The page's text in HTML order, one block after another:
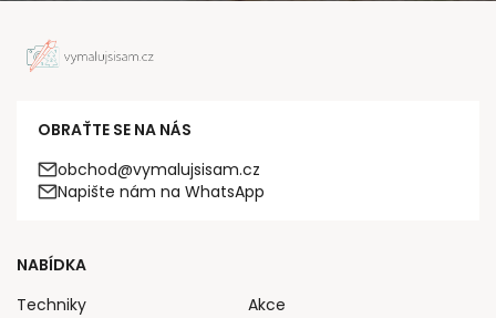
OBRAŤTE SE NA NÁS
obchod@vymalujsisam.cz
Napište nám na WhatsApp
NABÍDKA
Techniky
Akce